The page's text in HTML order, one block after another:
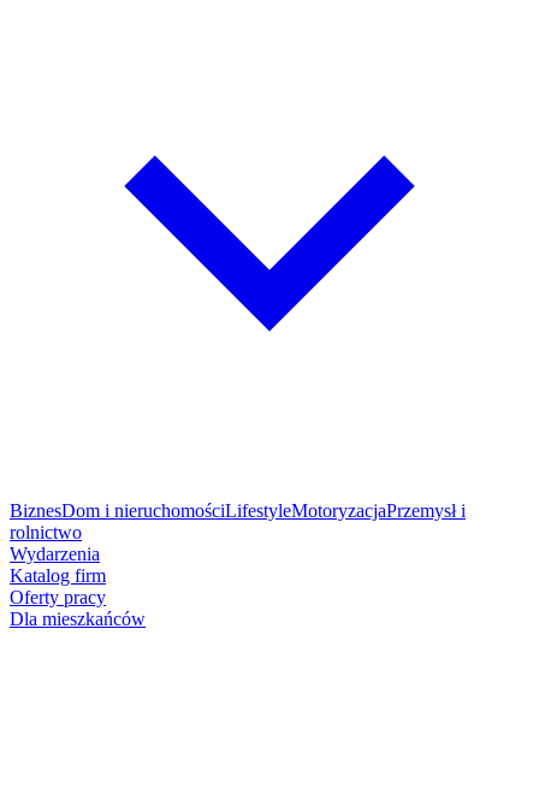
BiznesDom i nieruchomościLifestyleMotoryzacjaPrzemysł i
rolnictwo
Wydarzenia
Katalog firm
Oferty pracy
Dla mieszkańców